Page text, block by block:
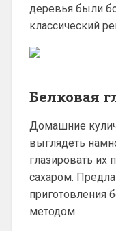
деревья были
классический
Белковая
Домашние
выглядеть
глазировать их
сахаром.
приготовления
методом.